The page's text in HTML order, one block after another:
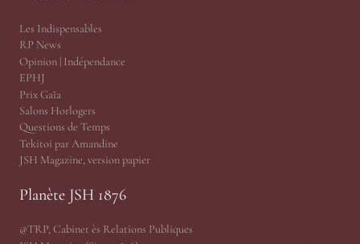
Les Indispensables
RP News
Opinion | Indépendance
EPHJ
Prix Gaïa
Salons Horlogers
Questions de Temps
Tekitoi par Amandine
JSH Magazine, version papier
Planète JSH 1876
@TRP, Cabinet ès Relations Publiques